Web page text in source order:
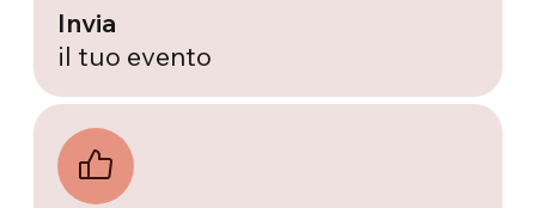
Invia
il tuo evento